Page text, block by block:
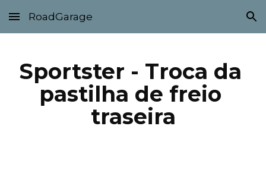
Skip to main content Skip to navigation
RoadGarage
Sportster - Troca da
pastilha de freio
traseira